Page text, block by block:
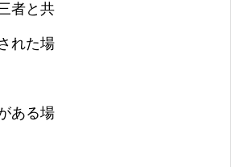
者と共
れた場
ある場